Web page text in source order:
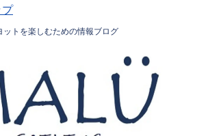
ットを楽しむための情報ブログ